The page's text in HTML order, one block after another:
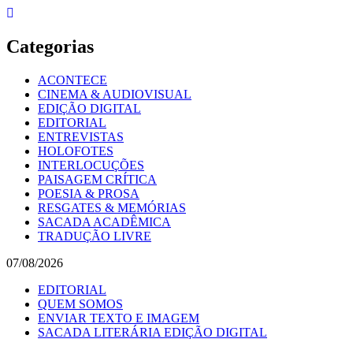
Skip
content
Categorias
ACONTECE
CINEMA & AUDIOVISUAL
EDIÇÃO DIGITAL
EDITORIAL
ENTREVISTAS
HOLOFOTES
INTERLOCUÇÕES
PAISAGEM CRÍTICA
POESIA & PROSA
RESGATES & MEMÓRIAS
SACADA ACADÊMICA
TRADUÇÃO LIVRE
07/08/2026
EDITORIAL
QUEM SOMOS
ENVIAR TEXTO E IMAGEM
SACADA LITERÁRIA EDIÇÃO DIGITAL